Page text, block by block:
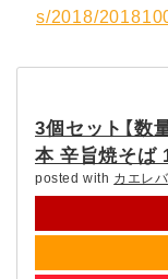
s/2018/
3個セット【数
本 辛旨焼そば
posted with カエレバ